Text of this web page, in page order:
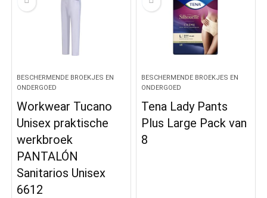
BESCHERMENDE BROEKJES EN
ONDERGOED
Workwear Tucano
Unisex praktische
werkbroek
PANTALÓN
Sanitarios Unisex
6612
BESCHERMENDE BROEKJES EN
ONDERGOED
Tena Lady Pants
Plus Large Pack van
8